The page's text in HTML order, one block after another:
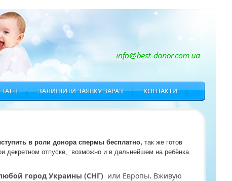
ЗАЛИШИТИ ЗАЯВКУ ЗАРАЗ КОНТАКТИ
в роли донора спермы бесплатно, так же готов
декретном отпуске,  возможно и в дальнейшем на ребёнка.
город Украины (СНГ) или Европы. Вживую